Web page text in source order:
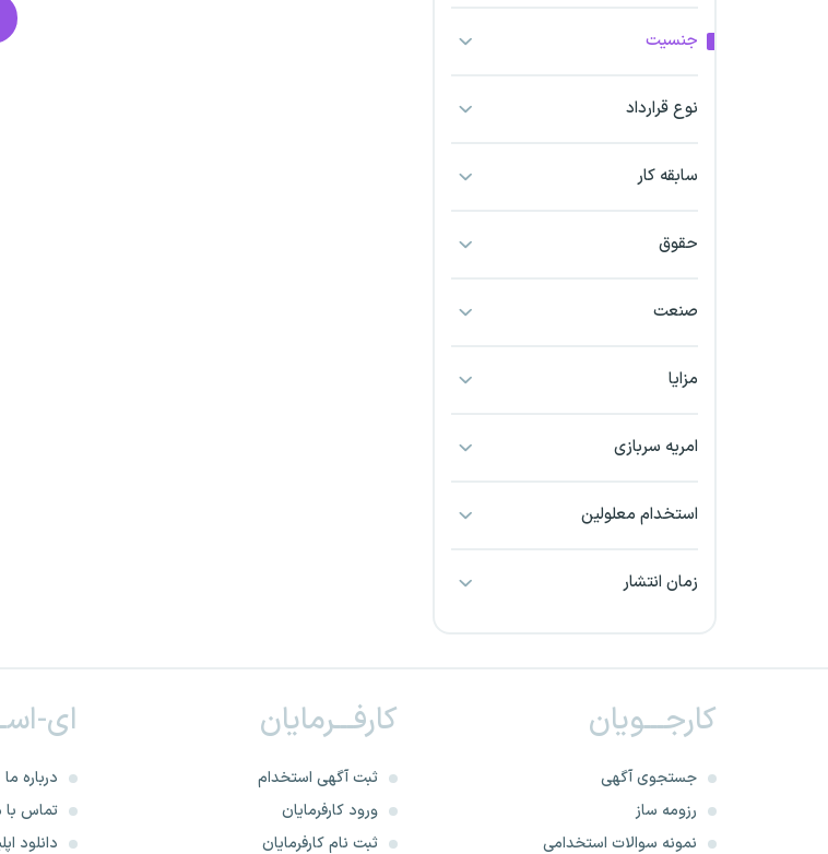
اراک
اردبیل
بندرعباس
خراسان شمالی
خرم آباد
خوزستان
جنسیت
نوع قرارداد
سابقه کار
حقوق
صنعت
مزایا
امریه سربازی
استخدام معلولین
زمان انتشار
کارجـــویان
جستجوی آگهی
رزومه ساز
نمونه سوالات استخدامی
کارفـــرمایان
ثبت آگهی استخدام
ورود کارفرمایان
ثبت نام کارفرمایان
ای-
درباره ما
تماس با
دانلود